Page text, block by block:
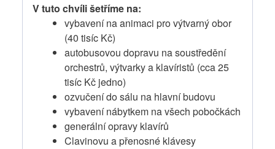
V tuto chvíli šetříme na:
vybavení na animaci pro výtvarný obor
(40 tisíc Kč)
autobusovou dopravu na soustředění
orchestrů, výtvarky a klavíristů (cca 25
tisíc Kč jedno)
ozvučení do sálu na hlavní budovu
vybavení nábytkem na všech pobočkách
generální opravy klavírů
Clavinovu a přenosné klávesy